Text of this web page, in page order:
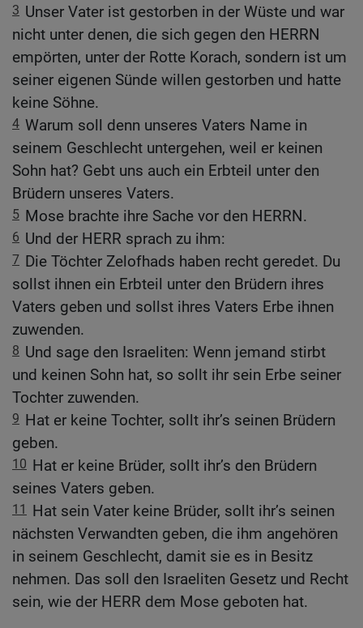
3 Unser Vater ist gestorben in der Wüste und war
nicht unter denen, die sich gegen den HERRN
empörten, unter der Rotte Korach, sondern ist um
seiner eigenen Sünde willen gestorben und hatte
keine Söhne.
4 Warum soll denn unseres Vaters Name in
seinem Geschlecht untergehen, weil er keinen
Sohn hat? Gebt uns auch ein Erbteil unter den
Brüdern unseres Vaters.
5 Mose brachte ihre Sache vor den HERRN.
6 Und der HERR sprach zu ihm:
7 Die Töchter Zelofhads haben recht geredet. Du
sollst ihnen ein Erbteil unter den Brüdern ihres
Vaters geben und sollst ihres Vaters Erbe ihnen
zuwenden.
8 Und sage den Israeliten: Wenn jemand stirbt
und keinen Sohn hat, so sollt ihr sein Erbe seiner
Tochter zuwenden.
9 Hat er keine Tochter, sollt ihr’s seinen Brüdern
geben.
10 Hat er keine Brüder, sollt ihr’s den Brüdern
seines Vaters geben.
11
Hat sein Vater keine Brüder, sollt ihr’s seinen
nächsten Verwandten geben, die ihm angehören
in seinem Geschlecht, damit sie es in Besitz
nehmen. Das soll den Israeliten Gesetz und Recht
sein, wie der HERR dem Mose geboten hat.